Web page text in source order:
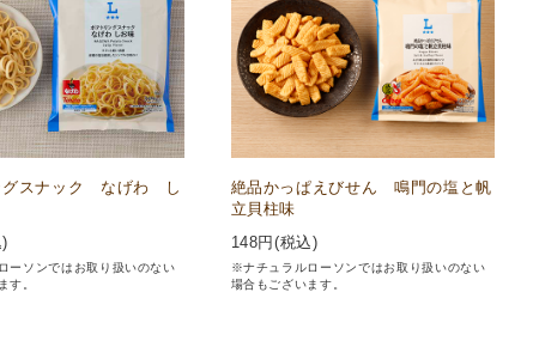
グスナック なげわ し
ーソンではお取り扱いのない
す。
絶品かっぱえびせん 鳴門の塩と帆
立貝柱味
148円(税込)
※ナチュラルローソンではお取り扱いのない
場合もございます。